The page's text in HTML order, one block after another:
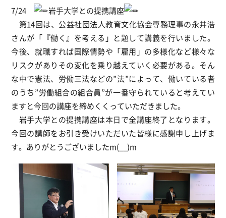
7/24
岩手大学との提携講座
第14回は、公益社団法人教育文化協会専務理事の永井浩
さんが「『働く』を考える」と題して講義を行いました。
今後、就職すれば国際情勢や「雇用」の多様化など様々な
リスクがありその変化を乗り越えていく必要がある。そん
な中で憲法、労働三法などの”法”によって、働いている者
のうち”労働組合の組合員”が一番守られていると考えてい
ますと今回の講座を締めくくっていただきました。
岩手大学との提携講座は本日で全講座終了となります。
今回の講師をお引き受けいただいた皆様に感謝申し上げま
す。ありがとうございましたm(__)m